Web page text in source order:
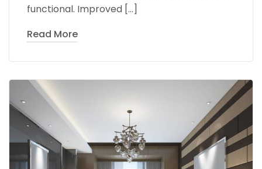
functional. Improved […]
Read More